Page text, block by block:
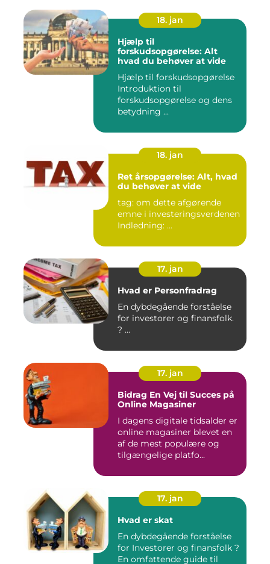
18. jan
Hjælp til
forskudsopgørelse: Alt
hvad du behøver at vide
Hjælp til forskudsopgørelse
Introduktion til
forskudsopgørelse og dens
betydning ...
18. jan
Ret årsopgørelse: Alt, hvad
du behøver at vide
tag: om dette afgørende
emne i investeringsverdenen
Indledning: ...
17. jan
Hvad er Personfradrag
En dybdegående forståelse
for investorer og finansfolk.
? ...
17. jan
Bidrag En Vej til Succes på
Online Magasiner
I dagens digitale tidsalder er
online magasiner blevet en
af de mest populære og
tilgængelige platfo...
17. jan
Hvad er skat
En dybdegående forståelse
for Investorer og finansfolk ?
En omfattende guide til